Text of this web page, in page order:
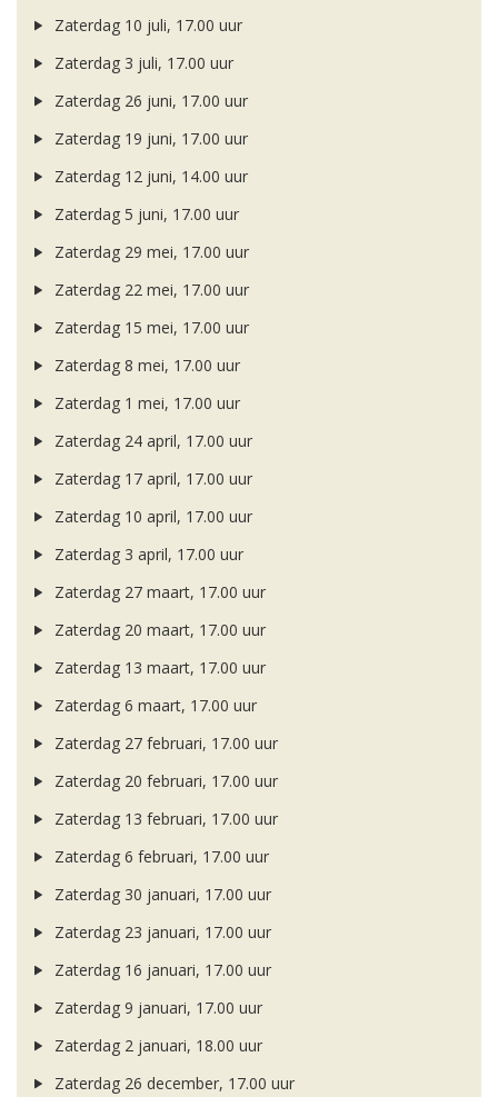
Zaterdag 10 juli, 17.00 uur
Zaterdag 3 juli, 17.00 uur
Zaterdag 26 juni, 17.00 uur
Zaterdag 19 juni, 17.00 uur
Zaterdag 12 juni, 14.00 uur
Zaterdag 5 juni, 17.00 uur
Zaterdag 29 mei, 17.00 uur
Zaterdag 22 mei, 17.00 uur
Zaterdag 15 mei, 17.00 uur
Zaterdag 8 mei, 17.00 uur
Zaterdag 1 mei, 17.00 uur
Zaterdag 24 april, 17.00 uur
Zaterdag 17 april, 17.00 uur
Zaterdag 10 april, 17.00 uur
Zaterdag 3 april, 17.00 uur
Zaterdag 27 maart, 17.00 uur
Zaterdag 20 maart, 17.00 uur
Zaterdag 13 maart, 17.00 uur
Zaterdag 6 maart, 17.00 uur
Zaterdag 27 februari, 17.00 uur
Zaterdag 20 februari, 17.00 uur
Zaterdag 13 februari, 17.00 uur
Zaterdag 6 februari, 17.00 uur
Zaterdag 30 januari, 17.00 uur
Zaterdag 23 januari, 17.00 uur
Zaterdag 16 januari, 17.00 uur
Zaterdag 9 januari, 17.00 uur
Zaterdag 2 januari, 18.00 uur
Zaterdag 26 december, 17.00 uur